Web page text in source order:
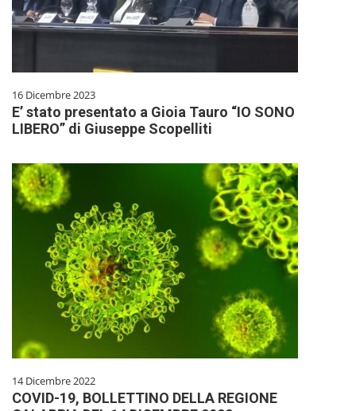
16 Dicembre 2023
E’ stato presentato a Gioia Tauro “IO SONO
LIBERO” di Giuseppe Scopelliti
14 Dicembre 2022
COVID-19, BOLLETTINO DELLA REGIONE